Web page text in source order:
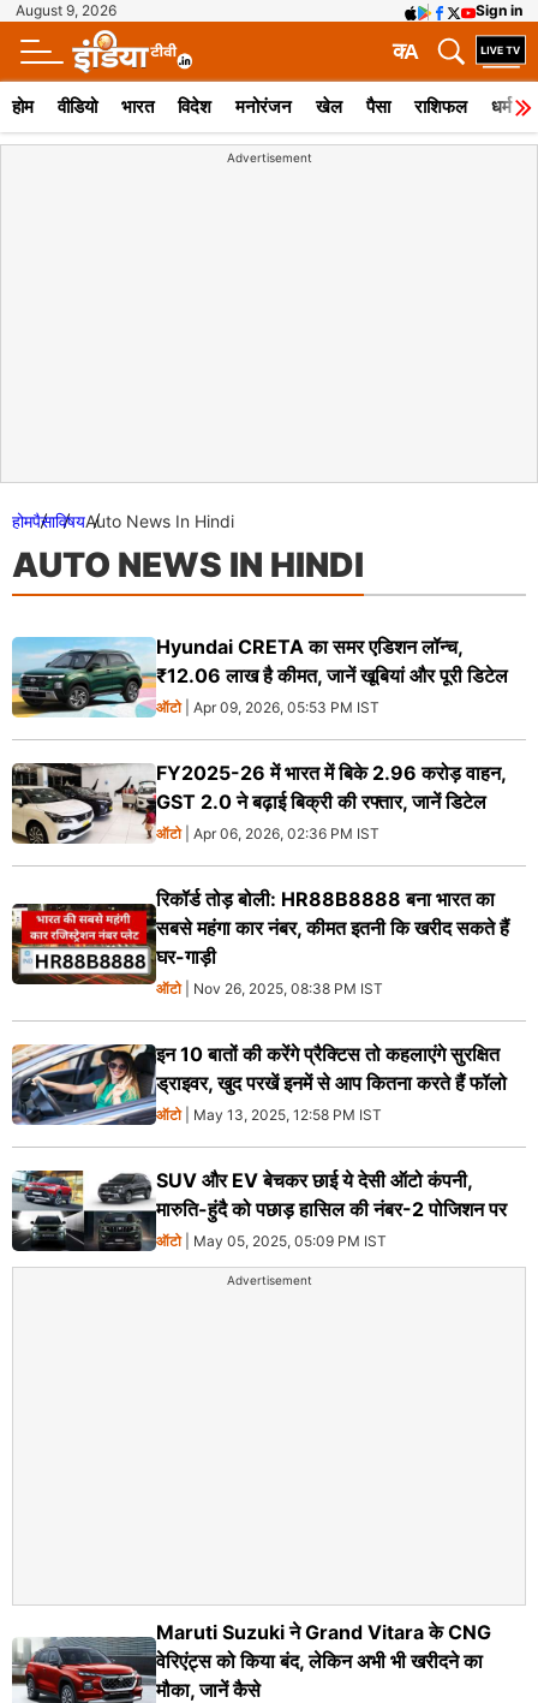
August 9, 2026 Sign in
A
क
होम वीडियो भारत विदेश मनोरंजन खेल पैसा राशिफल धर्म
Advertisement
होमपैसाविषयAuto News In Hindi
AUTO NEWS IN HINDI
Hyundai CRETA का समर एडिशन लॉन्च,
₹12.06 लाख है कीमत, जानें खूबियां और पूरी डिटेल
ऑटो| Apr 09, 2026, 05:53 PM IST
FY2025-26 में भारत में बिके 2.96 करोड़ वाहन,
GST 2.0 ने बढ़ाई बिक्री की रफ्तार, जानें डिटेल
ऑटो| Apr 06, 2026, 02:36 PM IST
रिकॉर्ड तोड़ बोली: HR88B8888 बना भारत का
सबसे महंगा कार नंबर, कीमत इतनी कि खरीद सकते हैं
घर-गाड़ी
ऑटो| Nov 26, 2025, 08:38 PM IST
इन 10 बातों की करेंगे प्रैक्टिस तो कहलाएंगे सुरक्षित
ड्राइवर, खुद परखें इनमें से आप कितना करते हैं फॉलो
ऑटो| May 13, 2025, 12:58 PM IST
SUV और EV बेचकर छाई ये देसी ऑटो कंपनी,
मारुति-हुंदै को पछाड़ हासिल की नंबर-2 पोजिशन पर
ऑटो| May 05, 2025, 05:09 PM IST
Advertisement
Maruti Suzuki ने Grand Vitara के CNG
वेरिएंट्स को किया बंद, लेकिन अभी भी खरीदने का
मौका, जानें कैसे